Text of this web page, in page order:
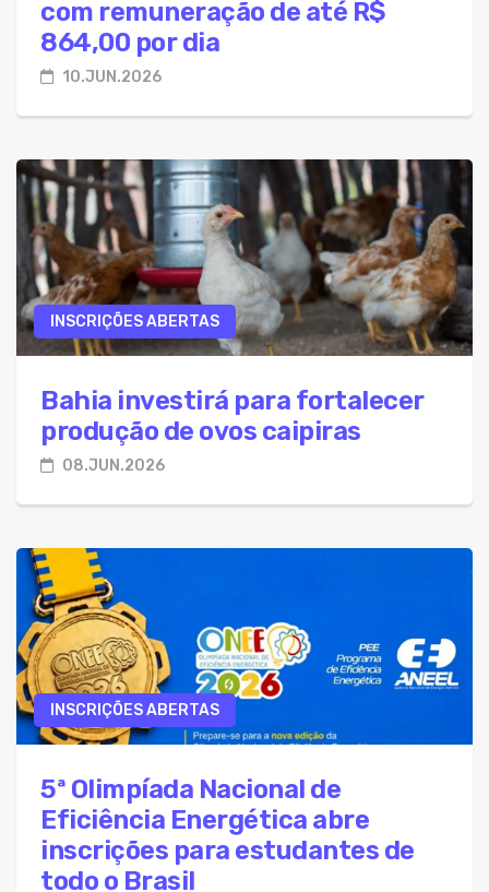
com remuneração de até R$
864,00 por dia
10.JUN.2026
INSCRIÇÕES ABERTAS
Bahia investirá para fortalecer
produção de ovos caipiras
08.JUN.2026
INSCRIÇÕES ABERTAS
5ª Olimpíada Nacional de
Eficiência Energética abre
inscrições para estudantes de
todo o Brasil